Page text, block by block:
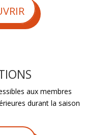
aux membres
durant la saison